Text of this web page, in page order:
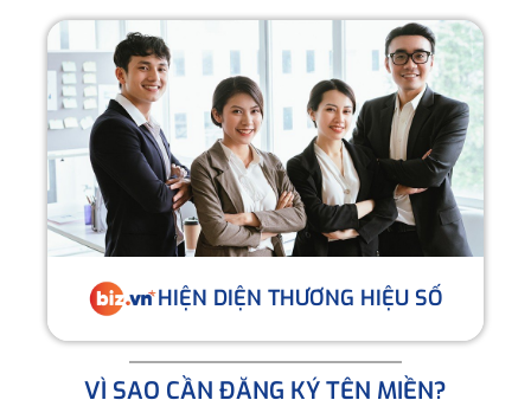
HIỆN DIỆN THƯƠNG HIỆU SỐ
VÌ SAO CẦN ĐĂNG KÝ TÊN MIỀN?